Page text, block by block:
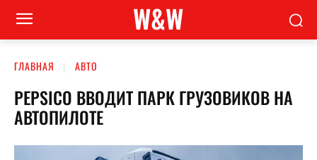
W&W
ГЛАВНАЯ АВТО
PEPSICO ВВОДИТ ПАРК ГРУЗОВИКОВ НА
АВТОПИЛОТЕ